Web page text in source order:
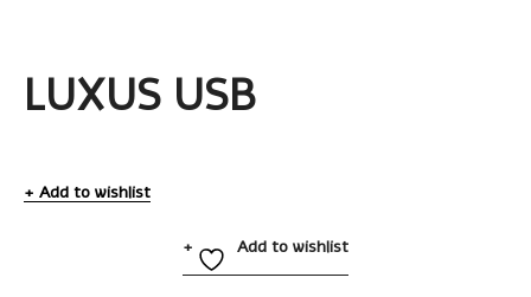
LUXUS USB
Add to wishlist
Add to wishlist